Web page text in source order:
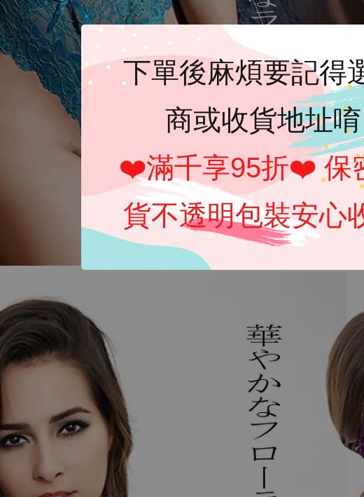
下單後麻煩要記得
商或收貨地址唷
❤️滿千享95折❤️ 保
貨不透明包裝安心